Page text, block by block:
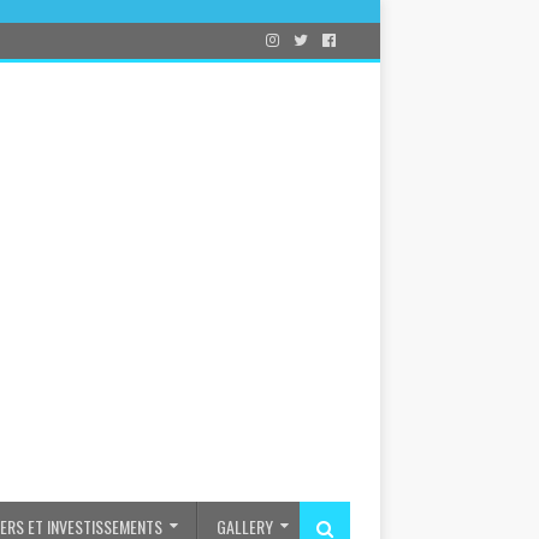
ET INVESTISSEMENTS GALLERY